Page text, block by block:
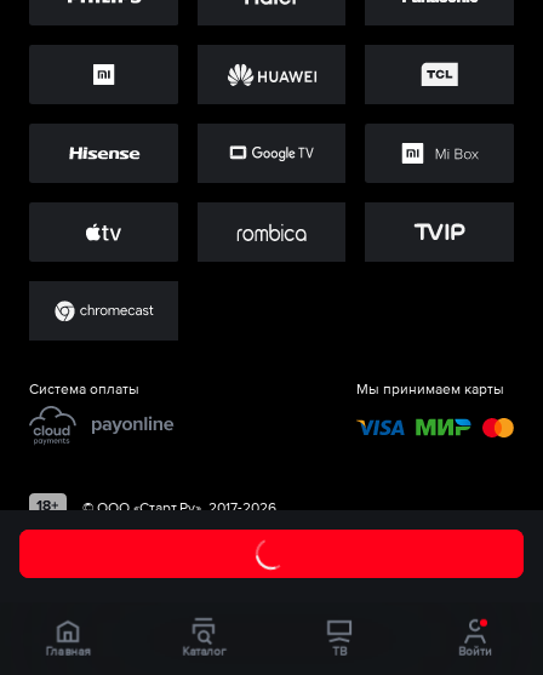
Система оплаты Мы принимаем карты
©ООО «Старт.Ру», 2017-2026
Главная Каталог ТВ Войти